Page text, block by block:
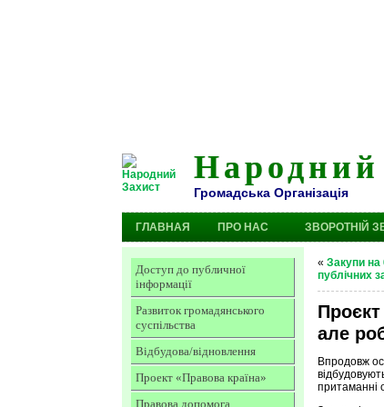
Народний
Громадська Організація
ГЛАВНАЯ ПРО НАС ЗВОРОТНІЙ
Доступ до публичної
інформації
Развиток громадянського
суспільства
Відбудова/відновлення
Проект «Правова країна»
Правова допомога
«Закупи на
публічних
але
Впродовж
притаманні